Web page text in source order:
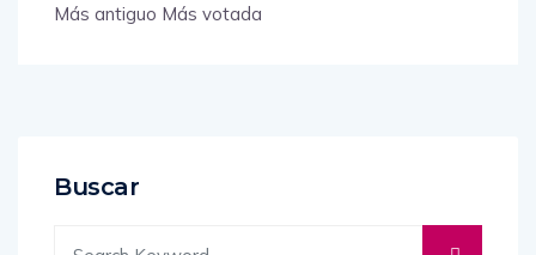
Más antiguo Más votada
Buscar